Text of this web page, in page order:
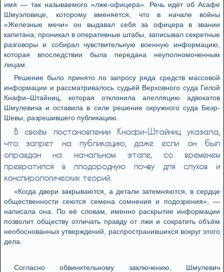
имя — так называемого «лже-офицера». Речь идёт об Асафе
Шмуэловице, которому вменяется, что в начале войны
«Железные мечи» он выдавал себя за офицера в звании
капитана, проникал в оперативные штабы, записывал секретные
разговоры и собирал чувствительную военную информацию,
которая впоследствии была передана неуполномоченным
лицам.
Решение было принято по запросу ряда средств массовой
информации и рассматривалось судьёй Верховного суда Гилой
Кнафи–Штайниц, которая отклонила апелляцию адвокатов
Шмулевича и оставила в силе решение окружного суда Беэр-
Шевы, разрешившего публикацию.
В своём постановлении Кнафи-Штайниц указала,
что запрет на публикацию, даже если он был
оправдан на начальном этапе, со временем
превратился в плодородную почву для слухов и
конспирологических теорий.
«Когда двери закрываются, а детали затемняются, в сердце
общественности сеются семена сомнения и подозрения», —
написала она. По её словам, именно раскрытие информации
позволит обществу отличать правду от лжи и сократить объём
необоснованных утверждений, распространившихся вокруг этого
дела.
Согласно обвинительному заключению, Шмулевич